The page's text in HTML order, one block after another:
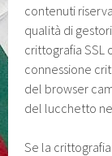
contenuti
qualità di
crittografia SSL
connessione
del browser
del lucchetto
Se la